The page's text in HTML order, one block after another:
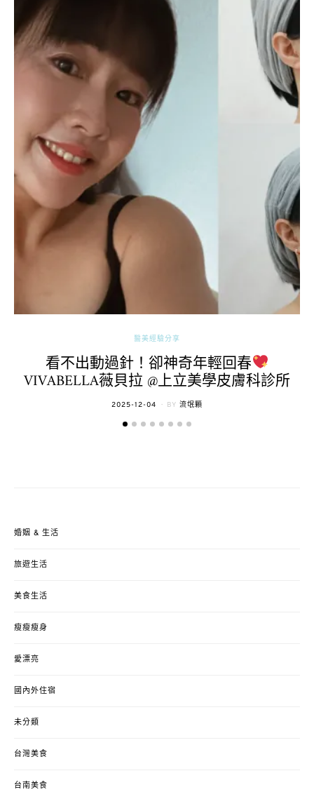
醫美經驗分享
看不出動過針！卻神奇年輕回春
VIVABELLA薇貝拉 @上立美學皮膚科診所
POSTED
2025-12-04 BY 流氓顆
婚姻 & 生活
旅遊生活
美食生活
瘦瘦瘦身
愛漂亮
國內外住宿
未分類
台灣美食
台南美食